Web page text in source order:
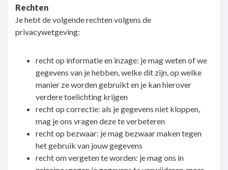
Rechten
Je hebt de volgende rechten volgens de
privacywetgeving:
recht op informatie en inzage: je mag weten of we
gegevens van je hebben, welke dit zijn, op welke
manier ze worden gebruikt en je kan hierover
verdere toelichting krijgen
recht op correctie: als je gegevens niet kloppen,
mag je ons vragen deze te verbeteren
recht op bezwaar: je mag bezwaar maken tegen
het gebruik van jouw gegevens
recht om vergeten te worden: je mag ons in